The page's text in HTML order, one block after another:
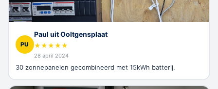
PU
Paul uit Ooltgensplaat
★★★★★
28 april 2024
30 zonnepanelen gecombineerd met 15kWh batterij.